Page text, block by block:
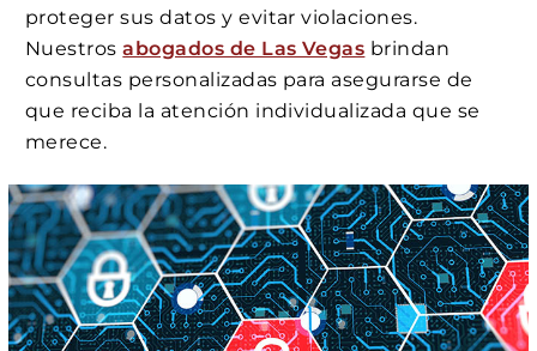
proteger sus datos y evitar violaciones.
Nuestrosabogados de Las Vegas brindan
consultas personalizadas para asegurarse de
que reciba la atención individualizada que se
merece.